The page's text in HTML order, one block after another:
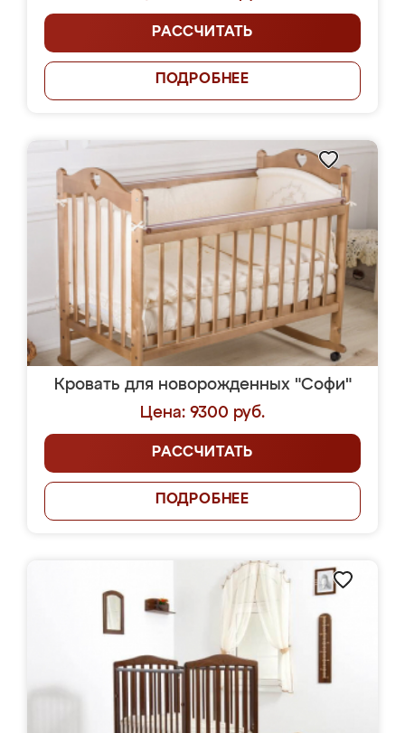
РАССЧИТАТЬ
ПОДРОБНЕЕ
Кровать для новорожденных "Софи"
Цена: 9300 руб.
РАССЧИТАТЬ
ПОДРОБНЕЕ